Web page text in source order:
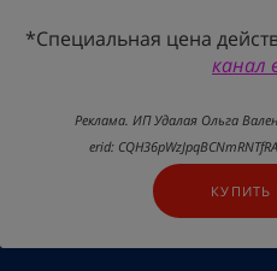
*Специальная цена
канал
Реклама. ИП Удалая Ольга
erid:
КУПИТЬ